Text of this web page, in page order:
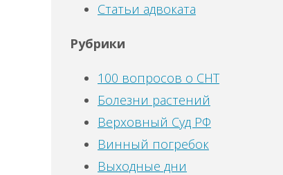
Статьи адвоката
Рубрики
100 вопросов о СНТ
Болезни растений
Верховный Суд РФ
Винный погребок
Выходные дни